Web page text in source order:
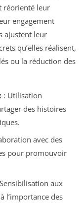
réorienté leur
engagement
ajustent leur
qu’elles réalisent,
ou la réduction des
: Utilisation
des histoires
avec des
pour promouvoir
aux
l’importance des